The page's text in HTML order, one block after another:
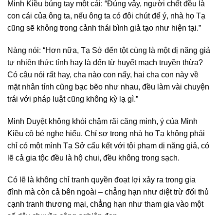
Minh Kiều búng tay một cái: “Đúng vậy, người chết đều là
con cái của ông ta, nếu ông ta có đôi chút để ý, nhà họ Tạ
cũng sẽ không trong cảnh thái bình giả tạo như hiện tại.”
Nàng nói: “Hơn nữa, Tạ Sở đến tột cùng là một dị năng giả
tự nhiên thức tỉnh hay là đến từ huyết mạch truyền thừa?
Có câu nói rất hay, cha nào con nấy, hai cha con này về
mặt nhân tính cũng bạc bẽo như nhau, đều làm vài chuyện
trái với pháp luật cũng không kỳ lạ gì.”
Minh Duyệt không khỏi chậm rãi căng mình, ý của Minh
Kiều cô bé nghe hiểu. Chỉ sợ trong nhà họ Tạ không phải
chỉ có một mình Tạ Sở cấu kết với tội phạm dị năng giả, có
lẽ cả gia tộc đều là hộ chui, đều không trong sạch.
Có lẽ là không chỉ tranh quyền đoạt lợi xảy ra trong gia
đình mà còn cả bên ngoài – chẳng hạn như diệt trừ đối thủ
cạnh tranh thương mại, chẳng hạn như tham gia vào một